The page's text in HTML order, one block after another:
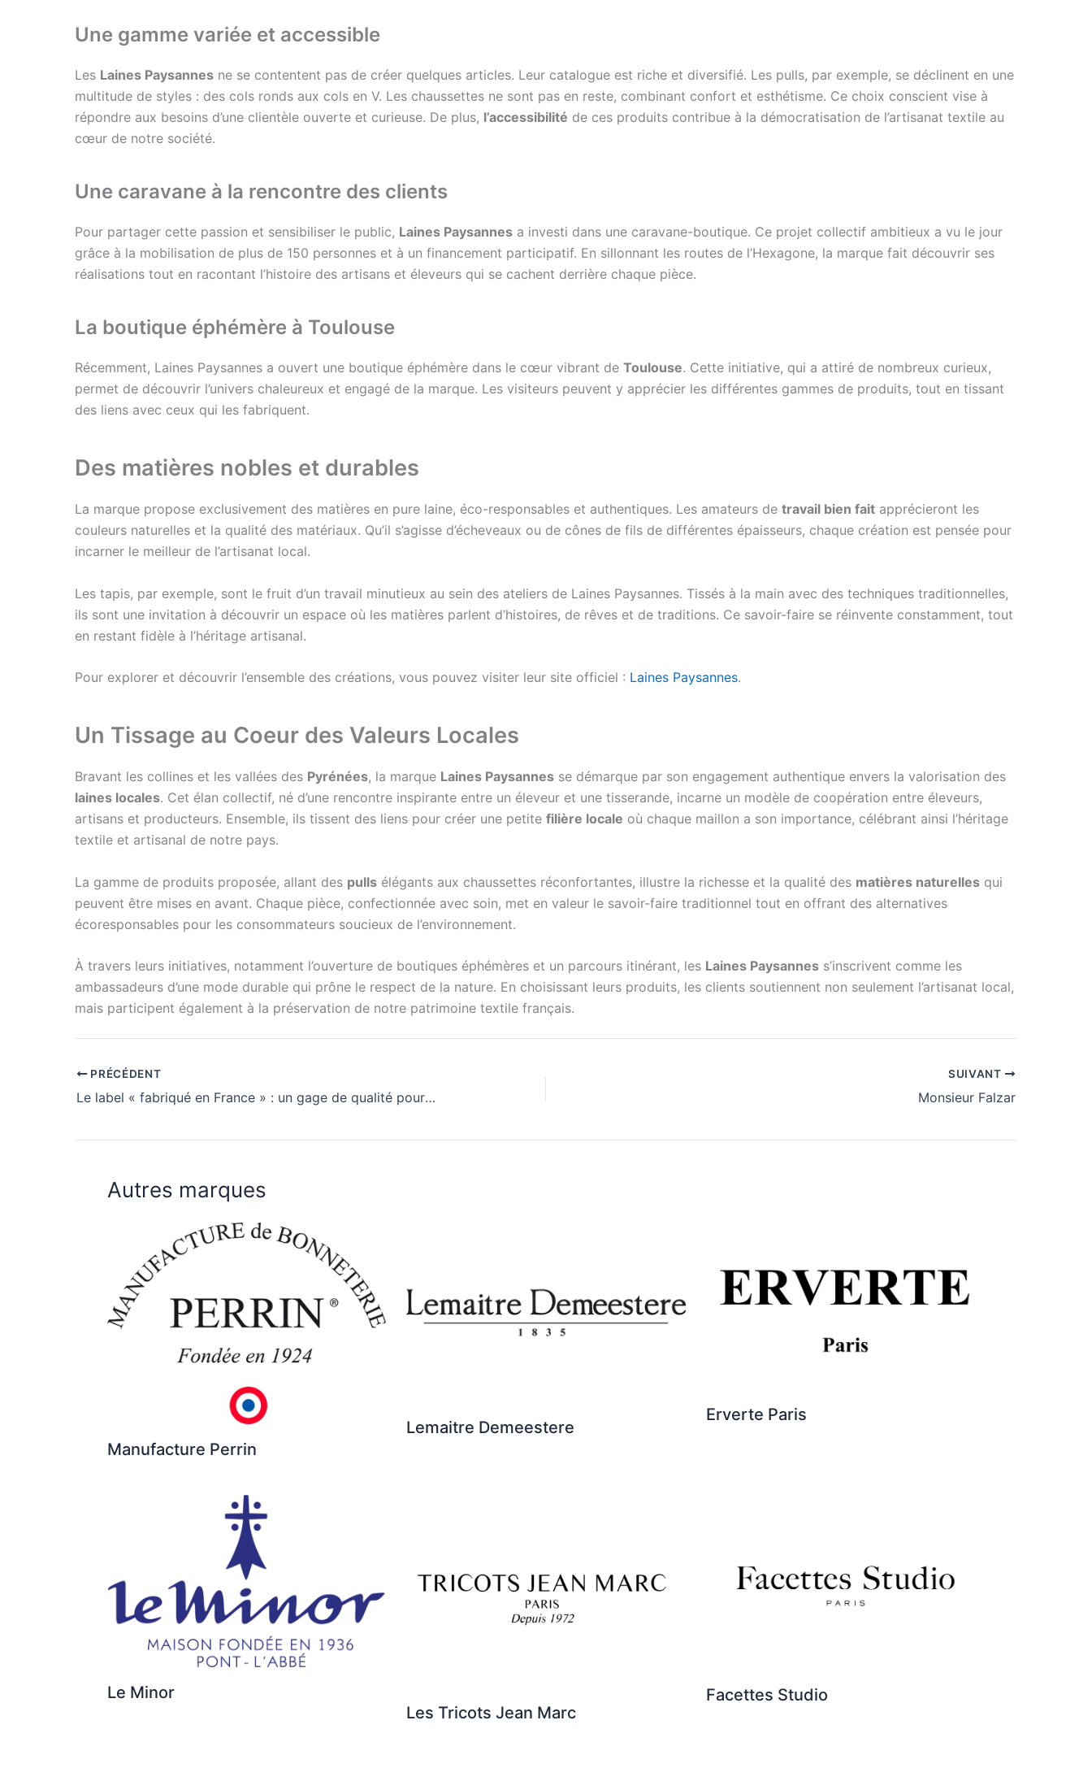
Une gamme variée et accessible
Les Laines Paysannes ne se contentent pas de créer quelques articles. Leur catalogue est riche et diversifié. Les pulls, par exemple, se déclinent en une
multitude de styles : des cols ronds aux cols en V. Les chaussettes ne sont pas en reste, combinant confort et esthétisme. Ce choix conscient vise à
répondre aux besoins d’une clientèle ouverte et curieuse. De plus, l’accessibilité de ces produits contribue à la démocratisation de l’artisanat textile au
cœur de notre société.
Une caravane à la rencontre des clients
Pour partager cette passion et sensibiliser le public, Laines Paysannes a investi dans une caravane-boutique. Ce projet collectif ambitieux a vu le jour
grâce à la mobilisation de plus de 150 personnes et à un financement participatif. En sillonnant les routes de l’Hexagone, la marque fait découvrir ses
réalisations tout en racontant l’histoire des artisans et éleveurs qui se cachent derrière chaque pièce.
La boutique éphémère à Toulouse
Récemment, Laines Paysannes a ouvert une boutique éphémère dans le cœur vibrant de Toulouse. Cette initiative, qui a attiré de nombreux curieux,
permet de découvrir l’univers chaleureux et engagé de la marque. Les visiteurs peuvent y apprécier les différentes gammes de produits, tout en tissant
des liens avec ceux qui les fabriquent.
Des matières nobles et durables
La marque propose exclusivement des matières en pure laine, éco-responsables et authentiques. Les amateurs de travail bien fait apprécieront les
couleurs naturelles et la qualité des matériaux. Qu’il s’agisse d’écheveaux ou de cônes de fils de différentes épaisseurs, chaque création est pensée pour
incarner le meilleur de l’artisanat local.
Les tapis, par exemple, sont le fruit d’un travail minutieux au sein des ateliers de Laines Paysannes. Tissés à la main avec des techniques traditionnelles,
ils sont une invitation à découvrir un espace où les matières parlent d’histoires, de rêves et de traditions. Ce savoir-faire se réinvente constamment, tout
en restant fidèle à l’héritage artisanal.
Pour explorer et découvrir l’ensemble des créations, vous pouvez visiter leur site officiel : Laines Paysannes.
Un Tissage au Coeur des Valeurs Locales
Bravant les collines et les vallées des Pyrénées, la marque Laines Paysannes se démarque par son engagement authentique envers la valorisation des
laines locales. Cet élan collectif, né d’une rencontre inspirante entre un éleveur et une tisserande, incarne un modèle de coopération entre éleveurs,
artisans et producteurs. Ensemble, ils tissent des liens pour créer une petite filière locale où chaque maillon a son importance, célébrant ainsi l’héritage
textile et artisanal de notre pays.
La gamme de produits proposée, allant des pulls élégants aux chaussettes réconfortantes, illustre la richesse et la qualité des matières naturelles qui
peuvent être mises en avant. Chaque pièce, confectionnée avec soin, met en valeur le savoir-faire traditionnel tout en offrant des alternatives
écoresponsables pour les consommateurs soucieux de l’environnement.
À travers leurs initiatives, notamment l’ouverture de boutiques éphémères et un parcours itinérant, les Laines Paysannes s’inscrivent comme les
ambassadeurs d’une mode durable qui prône le respect de la nature. En choisissant leurs produits, les clients soutiennent non seulement l’artisanat local,
mais participent également à la préservation de notre patrimoine textile français.
PRÉCÉDENT
Le label « fabriqué en France » : un gage de qualité pour booster vos ventes ?
SUIVANT
Monsieur Falzar
Autres marques
Manufacture Perrin
Lemaitre Demeestere
Erverte Paris
Le Minor
Les Tricots Jean Marc
Facettes Studio